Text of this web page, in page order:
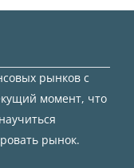
рынков с
момент, что
рынок.